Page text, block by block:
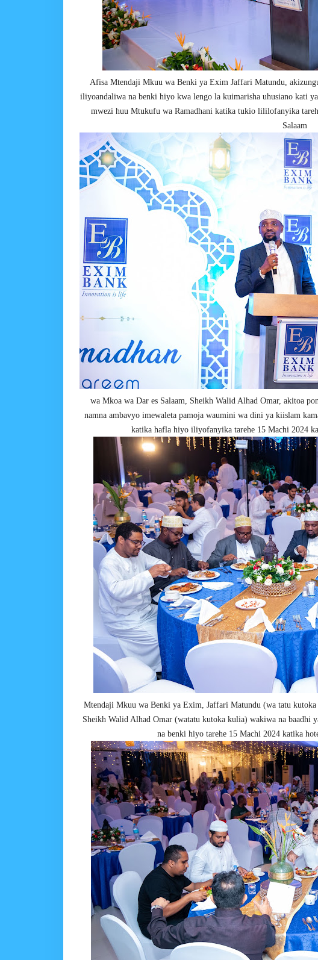
Afisa Mtendaji Mkuu wa Benki ya Exim Jaffari Matundu,
iliyoandaliwa na benki hiyo kwa lengo la kuimarisha uhusiano kati
mwezi huu Mtukufu wa Ramadhani katika tukio lililofanyika
Salaam
wa Mkoa wa Dar es Salaam, Sheikh Walid Alhad Omar, akitoa
namna ambavyo imewaleta pamoja waumini wa dini ya kiislam
katika hafla hiyo iliyofanyika tarehe 15 Machi 2024
Mtendaji Mkuu wa Benki ya Exim, Jaffari Matundu (wa tatu
Sheikh Walid Alhad Omar (watatu kutoka kulia) wakiwa na
na benki hiyo tarehe 15 Machi 2024 katika